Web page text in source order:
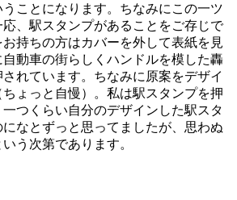
ことになります。ちなみにこの一ツ
、駅スタンプがあることをご存じで
持ちの方はカバーを外して表紙を見
動車の街らしくハンドルを模した轟
れています。ちなみに原案をデザイ
ょっと自慢）。私は駅スタンプを押
つくらい自分のデザインした駅スタ
なとずっと思ってましたが、思わぬ
う次第であります。